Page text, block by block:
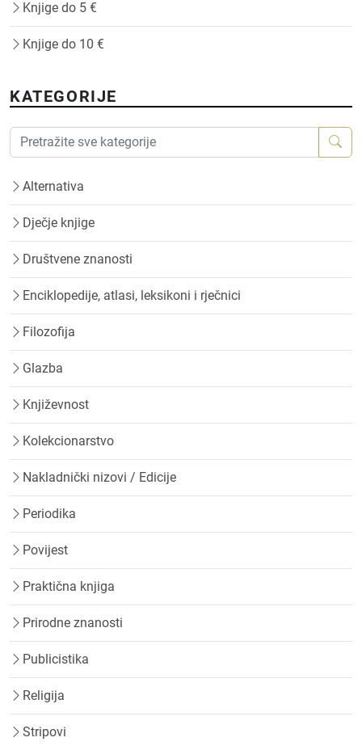
Knjige do 5 €
Knjige do 10 €
KATEGORIJE
Alternativa
Dječje knjige
Društvene znanosti
Enciklopedije, atlasi, leksikoni i rječnici
Filozofija
Glazba
Književnost
Kolekcionarstvo
Nakladnički nizovi / Edicije
Periodika
Povijest
Praktična knjiga
Prirodne znanosti
Publicistika
Religija
Stripovi